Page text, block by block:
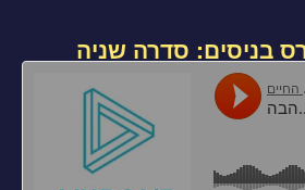
בניסים: סדרה שניה